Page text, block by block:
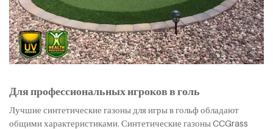
Для профессиональных игроков в голь
Лучшие синтетические газоны для игры в гольф обладают
общими характеристиками. Синтетические газоны CCGrass